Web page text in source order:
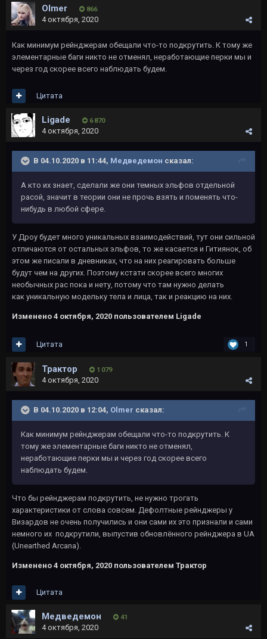
Olmer 866
4 октября, 2020
Как минимум рейнджерам обещали что-то подкрутить. К тому же
элементарные баги никто не отменял, неработающие перки мы и
через год скорее всего наблюдать будем.
Цитата
Ligade 6 870
4 октября, 2020
В 04.10.2020 в 11:44, Медведемон сказал:
А кто их знает, сделали же они темных эльфов отдельной
расой, значит в теории они не прочь взять и поменять что-
нибудь в любой сфере.
У Дроу будет много уникальных взаимодействий, тут они сильной
отличаются от остальных эльфов, то же касается и Гитиянок, об
этом же писали в дневниках, что на них реагировать больше
будут чем на других. Поэтому кстати скорее всего многих
необычных рас пока и нету, потому что там нужно делать
как уникальную модельку тела и лица, так и реакцию на них.
Изменено 4 октября, 2020 пользователем Ligade
1
Цитата
Трактор 1 079
4 октября, 2020
В 04.10.2020 в 12:04, Olmer сказал:
Как минимум рейнджерам обещали что-то подкрутить. К
тому же элементарные баги никто не отменял,
неработающие перки мы и через год скорее всего
наблюдать будем.
Что бы рейнджерам подкрутить, не нужно трогать
характеристики от слова совсем. Дефолтные рейнджеры у
Визардов не очень получились и они сами их это признали и сами
немного их подкрутили, выпустив обновлённого рейнджера в UA
(Unearthed Arcana).
Изменено 4 октября, 2020 пользователем Трактор
Цитата
Медведемон 41
4 октября, 2020